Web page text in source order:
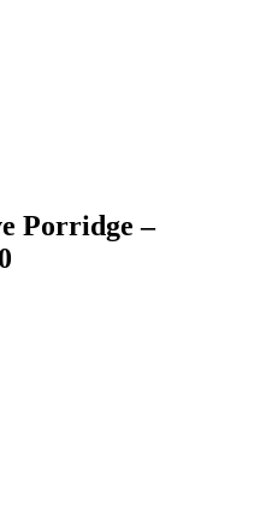
Porridge –